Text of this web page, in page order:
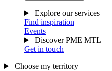
Explore our services
Find inspiration
Events
Discover PME MTL
Get in touch
Choose my territory